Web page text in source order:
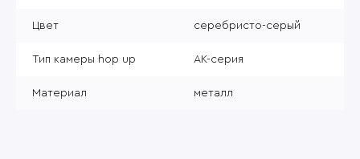
Цвет серебристо-серый
Тип камеры hop up АК-серия
Материал металл